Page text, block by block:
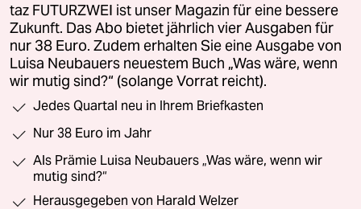
taz FUTURZWEI ist unser Magazin für eine bessere
Zukunft. Das Abo bietet jährlich vier Ausgaben für
nur 38 Euro. Zudem erhalten Sie eine Ausgabe von
Luisa Neubauers neuestem Buch „Was wäre, wenn
wir mutig sind?“ (solange Vorrat reicht).
Jedes Quartal neu in Ihrem Briefkasten
Nur 38 Euro im Jahr
Als Prämie Luisa Neubauers „Was wäre, wenn wir
mutig sind?“
Herausgegeben von Harald Welzer